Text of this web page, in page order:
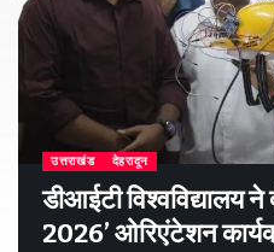
उत्तराखंड देहरादून
डीआईटी विश्वविद्यालय ने
2026’ ओरिएंटेशन